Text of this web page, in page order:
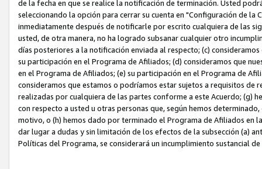
de la fecha en que se realice la notificación de terminación. Usted
seleccionando la opción para cerrar su cuenta en "Configuración de
inmediatamente después de notificarle por escrito cualquiera de las
usted, de otra manera, no ha logrado subsanar cualquier otro
días posteriores a la notificación enviada al respecto; (c)
su participación en el Programa de Afiliados; (d) consideramos que
en el Programa de Afiliados; (e) su participación en el Programa de
consideramos que estamos o podríamos estar sujetos a requisitos de
realizadas por cualquiera de las partes conforme a este Acuerdo; (g)
con respecto a usted u otras personas que, según hemos
motivo, o (h) hemos dado por terminado el Programa de Afiliados en
dar lugar a dudas y sin limitación de los efectos de la subsección (a)
Políticas del Programa, se considerará un incumplimiento sustancial